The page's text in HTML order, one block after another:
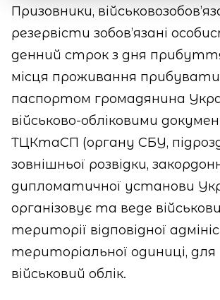
Призовники,
резервісти зобов’язані
денний строк з дня
місця проживання прибувати
паспортом громадянина
військово-обліковими
ТЦКтаСП (органу СБУ,
зовнішньої розвідки,
дипломатичної установи
організовує та веде
території відповідної
територіальної одиниці,
військовий облік.